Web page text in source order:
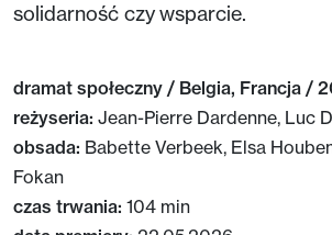
solidarność czy wsparcie.
dramat społeczny / Belgia, Francja /
reżyseria: Jean-Pierre Dardenne, Luc
obsada: Babette Verbeek, Elsa
Fokan
czas trwania: 104 min